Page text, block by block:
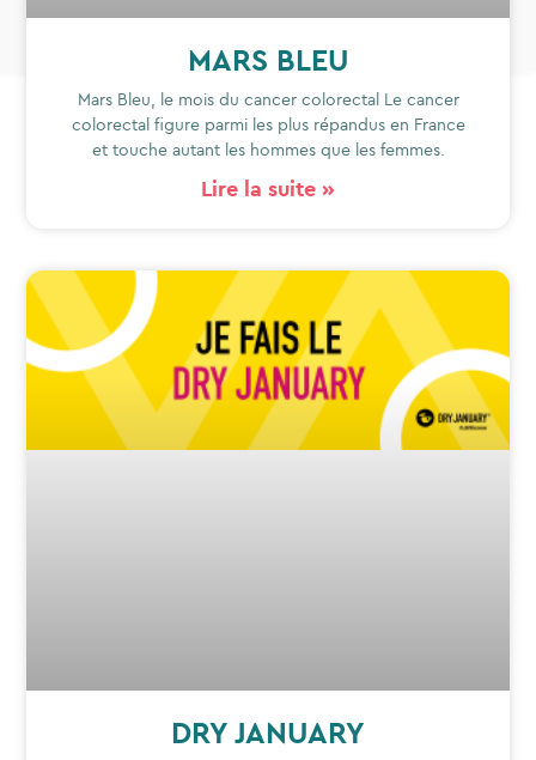
MARS BLEU
Mars Bleu, le mois du cancer colorectal Le cancer
colorectal figure parmi les plus répandus en France
et touche autant les hommes que les femmes.
Lire la suite »
DRY JANUARY